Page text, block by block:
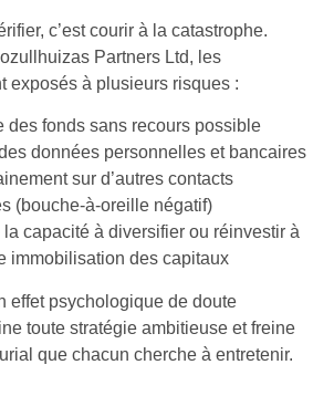
c’est courir à la catastrophe.
Partners Ltd, les
exposés à plusieurs risques :
des fonds sans recours possible
données personnelles et bancaires
sur d’autres contacts
(bouche-à-oreille négatif)
la capacité à diversifier ou réinvestir à
immobilisation des capitaux
effet psychologique de doute
toute stratégie ambitieuse et freine
que chacun cherche à entretenir.